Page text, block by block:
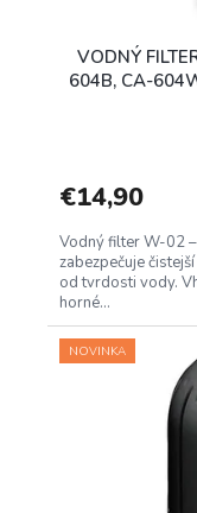
VODNÝ
604B, CA-
€14,90
Vodný filter W-02
zabezpečuje
od tvrdosti vody.
horné...
NOVINKA